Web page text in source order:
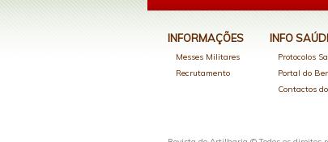
INFORMAÇÕES
Messes Militares
Recrutamento
INFO
Protocolos
Portal do
Contactos